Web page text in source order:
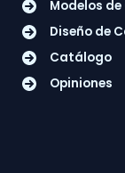
Modelos
Diseño de
Catálogo
Opiniones